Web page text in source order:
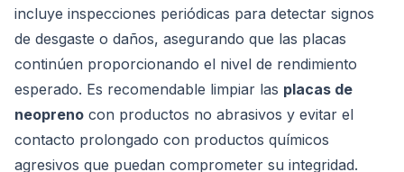
incluye inspecciones periódicas para detectar signos
de desgaste o daños, asegurando que las placas
continúen proporcionando el nivel de rendimiento
esperado. Es recomendable limpiar las placas de
neopreno con productos no abrasivos y evitar el
contacto prolongado con productos químicos
agresivos que puedan comprometer su integridad.